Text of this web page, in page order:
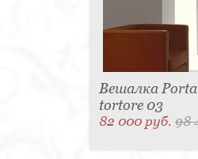
Вешалка
tortore 03
82 000 руб.98